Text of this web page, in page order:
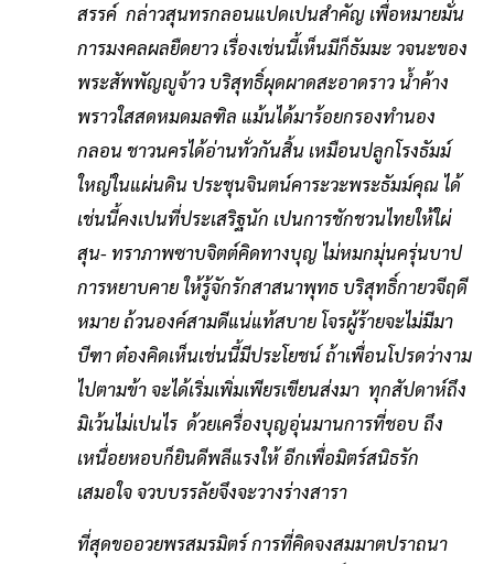
สรรค์ กล่าวสุนทรกลอนแปดเปนสำคัญ เพื่อหมายมั่น
การมงคลผลยืดยาว เรื่องเช่นนี้เห็นมีก็ธัมมะ วจนะของ
พระสัพพัญญูจ้าว บริสุทธิ์ผุดผาดสะอาดราว น้ำค้าง
พราวใสสดหมดมลฑิล แม้นได้มาร้อยกรองทำนอง
กลอน ชาวนครได้อ่านทั่วกันสิ้น เหมือนปลูกโรงธัมม์
ใหญ่ในแผ่นดิน ประชุนจินตน์คาระวะพระธัมม์คุณ ได้
เช่นนี้คงเปนที่ประเสริฐนัก เปนการชักชวนไทยให้ใผ่
สุน- ทราภาพซาบจิตต์คิดทางบุญ ไม่หมกมุ่นครุ่นบาป
การหยาบคาย ให้รู้จักรักสาสนาพุทธ บริสุทธิ์กายวจีฤดี
หมาย ถ้วนองค์สามดีแน่แท้สบาย โจรผู้ร้ายจะไม่มีมา
บีฑา ต๋องคิดเห็นเช่นนี้มีประโยชน์ ถ้าเพื่อนโปรดว่างาม
ไปตามข้า จะได้เริ่มเพิ่มเพียรเขียนส่งมา ทุกสัปดาห์ถึง
มิเว้นไม่เปนไร ด้วยเครื่องบุญอุ่นมานการที่ชอบ ถึง
เหนื่อยหอบก็ยินดีพลีแรงให้ อีกเพื่อมิตร์สนิธรัก
เสมอใจ จวบบรรลัยจึงจะวางร่างสารา
ที่สุดขออวยพรสมรมิตร์ การที่คิดจงสมมาตปราถนา